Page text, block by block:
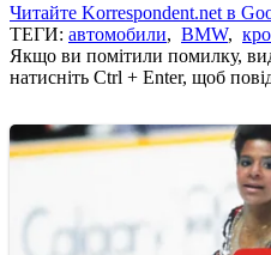
Читайте Korrespondent.net в
ТЕГИ: автомобили, BMW,
Якщо ви помітили помилку,
натисніть Ctrl + Enter, щоб